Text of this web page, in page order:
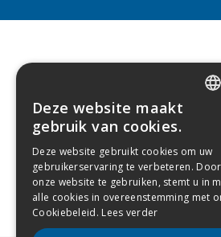
CONTACT
LELIEGAARDE 22,
02/238.10.11
Deze website maakt
gebruik van cookies.
Deze website gebruikt cookies om uw
gebruikerservaring te verbeteren. Door
onze website te gebruiken, stemt u in
alle cookies in overeenstemming met
Cookiebeleid. Lees verder